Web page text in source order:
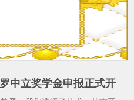
中立奖学金申报正式开